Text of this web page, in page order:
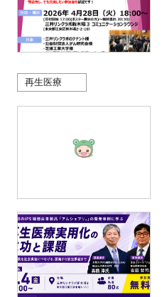
再生医療